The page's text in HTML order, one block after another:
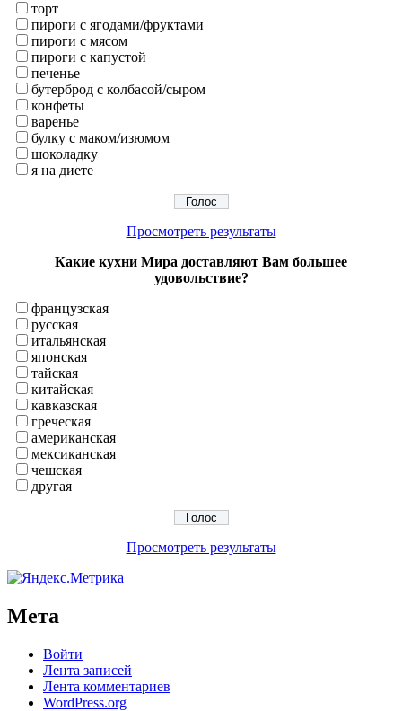
торт
пироги с ягодами/фруктами
пироги с мясом
пироги с капустой
печенье
бутерброд с колбасой/сыром
конфеты
варенье
булку с маком/изюмом
шоколадку
я на диете
Просмотреть результаты
Какие кухни Мира доставляют Вам большее
удовольствие?
французская
русская
итальянская
японская
тайская
китайская
кавказская
греческая
американская
мексиканская
чешская
другая
Просмотреть результаты
Мета
Войти
Лента записей
Лента комментариев
WordPress.org